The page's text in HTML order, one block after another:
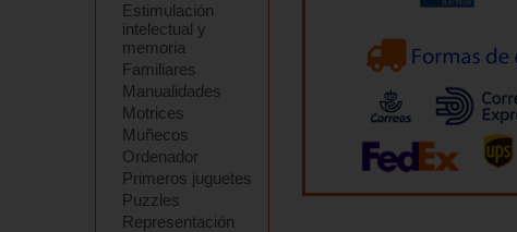
Estimulación
intelectual y
memoria
Familiares
Manualidades
Motrices
Muñecos
Ordenador
Primeros juguetes
Puzzles
Representación